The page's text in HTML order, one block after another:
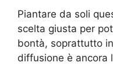
Piantare da soli
scelta giusta per
bontà, soprattutto
diffusione è ancora